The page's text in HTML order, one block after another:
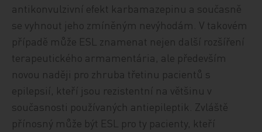
antikonvulzivní efekt karbamazepinu a současně
se vyhnout jeho zmíněným nevýhodám. V takovém
případě může ESL znamenat nejen další rozšíření
terapeutického armamentária, ale především
novou naději pro zhruba třetinu pacientů s
epilepsií, kteří jsou rezistentní na většinu v
současnosti používaných antiepileptik. Zvláště
přínosný může být ESL pro ty pacienty, kteří